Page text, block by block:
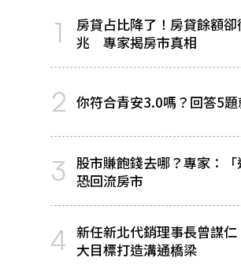
1
房貸占比降了！房貸餘額
兆 專家揭房市真相
2 你符合青安3.0嗎？回答5
3 股市賺飽錢去哪？專家：「
恐回流房市
4 新任新北代銷理事長曾謀仁
大目標打造溝通橋梁